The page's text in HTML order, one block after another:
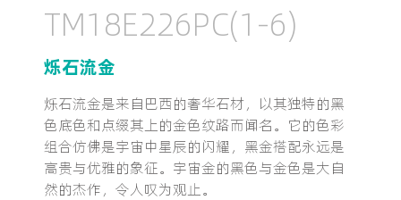
TM18E226PC(1-6)
烁石流金
烁石流金是来自巴西的奢华石材，以其独特的黑
色底色和点缀其上的金色纹路而闻名。它的色彩
组合仿佛是宇宙中星辰的闪耀，黑金搭配永远是
高贵与优雅的象征。宇宙金的黑色与金色是大自
然的杰作，令人叹为观止。